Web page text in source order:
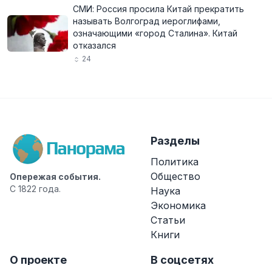
СМИ: Россия просила Китай прекратить
называть Волгоград иероглифами,
означающими «город Сталина». Китай
отказался
24
Опережая события.
С 1822 года.
Разделы
Политика
Общество
Наука
Экономика
Статьи
Книги
О проекте В соцсетях